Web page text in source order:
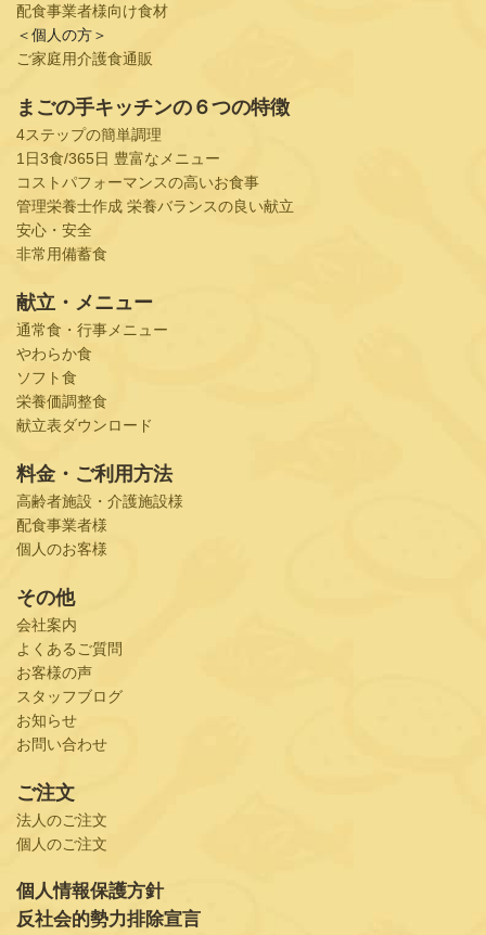
配食事業者様向け食材
＜個人の方＞
ご家庭用介護食通販
まごの手キッチンの６つの特徴
4ステップの簡単調理
1日3食/365日 豊富なメニュー
コストパフォーマンスの高いお食事
管理栄養士作成 栄養バランスの良い献立
安心・安全
非常用備蓄食
献立・メニュー
通常食・行事メニュー
やわらか食
ソフト食
栄養価調整食
献立表ダウンロード
料金・ご利用方法
高齢者施設・介護施設様
配食事業者様
個人のお客様
その他
会社案内
よくあるご質問
お客様の声
スタッフブログ
お知らせ
お問い合わせ
ご注文
法人のご注文
個人のご注文
個人情報保護方針
反社会的勢力排除宣言